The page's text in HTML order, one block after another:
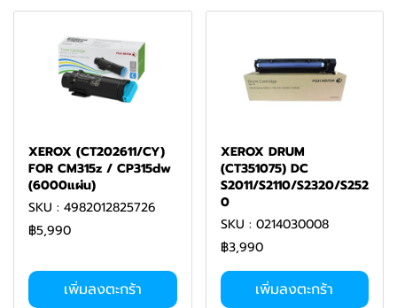
XEROX (CT202611/CY)
FOR CM315z / CP315dw
(6000แผ่น)
SKU : 4982012825726
฿5,990
เพิ่มลงตะกร้า
XEROX DRUM
(CT351075) DC
S2011/S2110/S2320/S252
0
SKU : 0214030008
฿3,990
เพิ่มลงตะกร้า